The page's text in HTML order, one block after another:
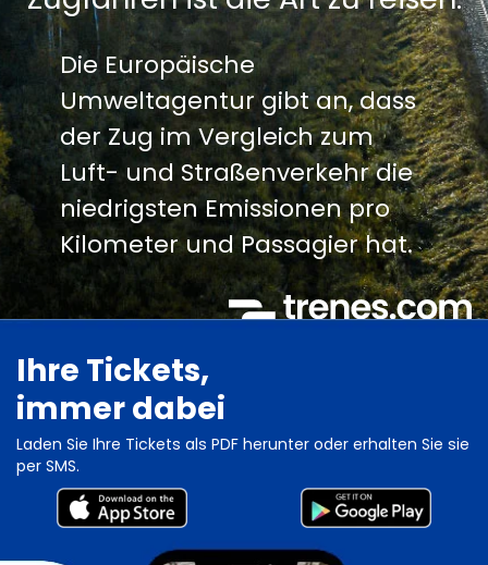
Die Europäische
Umweltagentur gibt an, dass
der Zug im Vergleich zum
Luft- und Straßenverkehr die
niedrigsten Emissionen pro
Kilometer und Passagier hat.
Ihre Tickets,
immer dabei
Laden Sie Ihre Tickets als PDF herunter oder erhalten Sie sie
per SMS.